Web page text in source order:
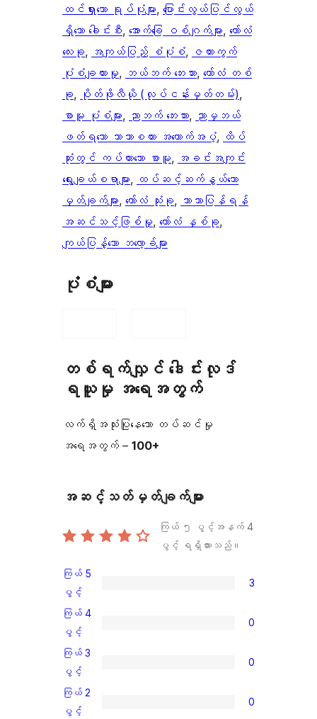
ထင်ရှားသော ရုပ်ပုံများ, ပြောင်းလွယ်ပြင်လွယ်
ရှိသော ခေါင်းစီး, အောက်ခြေ ဝစ်ဂျက်များ, ကော်လံ
လေးခု, အကျယ်ပြည့် စံပုံစံ, ဇယားကွက်
ပုံစံချထားမှု, ဘယ်ဘက် ဘေးဘား, ကော်လံ တစ်
ခု, ပိုတ်ဖိုလီယို (လုပ်ငန်းမှတ်တမ်း)
စာမူ ပုံစံများ, ညာဘက် ဘေးဘား, ညာမှဘယ်
ဖတ်ရသော ဘာသာစကား အထောက်အပံ့, ထိပ်
ဆုံးတွင် ကပ်ထားသော စာမူ, အခင်းအကျင်း
ရွေးချယ်စရာများ, ထပ်ဆင့်ဆက်နွယ်သော
မှတ်ချက်များ, ကော်လံ သုံးခု, ဘာသာပြန်ရန်
အဆင်သင့်ဖြစ်မှု, ကော်လံ နှစ်ခု
ကျယ်ပြန့်သော ဘလော့ခ်များ
ပုံစံများ
တစ်ရက်လျှင် ဒေါင်းလုဒ်
ရယူမှု အရေအတွက်
လက်ရှိအသုံးပြုနေသော တပ်ဆင်မှု
အရေအတွက် – 100+
အဆင့်သတ်မှတ်ချက်များ
ကြယ် ၅ ပွင့်အနက် 4
ပွင့် ရရှိထားသည်။
ကြယ်
5
ပွင့်
အဆင့်
သုံးသပ်
3
ကြယ် 5
ပွင့်
3
ကြယ်
4
ပွင့်
အဆင့်
သုံးသပ်
ကြယ် 4
ပွင့်
0
ကြယ်
3
ပွင့်
ကြယ် 3
ပွင့်
0
ကြယ်
ကြယ် 2
ပွင့်
0